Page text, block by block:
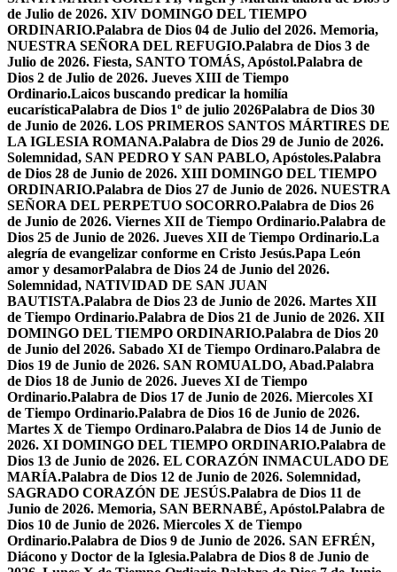
de Julio de 2026. XIV DOMINGO DEL TIEMPO
ORDINARIO.Palabra de Dios 04 de Julio del 2026. Memoria,
NUESTRA SEÑORA DEL REFUGIO.Palabra de Dios 3 de
Julio de 2026. Fiesta, SANTO TOMÁS, Apóstol.Palabra de
Dios 2 de Julio de 2026. Jueves XIII de Tiempo
Ordinario.Laicos buscando predicar la homilía
eucarísticaPalabra de Dios 1º de julio 2026Palabra de Dios 30
de Junio de 2026. LOS PRIMEROS SANTOS MÁRTIRES DE
LA IGLESIA ROMANA.Palabra de Dios 29 de Junio de 2026.
Solemnidad, SAN PEDRO Y SAN PABLO, Apóstoles.Palabra
de Dios 28 de Junio de 2026. XIII DOMINGO DEL TIEMPO
ORDINARIO.Palabra de Dios 27 de Junio de 2026. NUESTRA
SEÑORA DEL PERPETUO SOCORRO.Palabra de Dios 26
de Junio de 2026. Viernes XII de Tiempo Ordinario.Palabra de
Dios 25 de Junio de 2026. Jueves XII de Tiempo Ordinario.La
alegría de evangelizar conforme en Cristo Jesús.Papa León
amor y desamorPalabra de Dios 24 de Junio del 2026.
Solemnidad, NATIVIDAD DE SAN JUAN
BAUTISTA.Palabra de Dios 23 de Junio de 2026. Martes XII
de Tiempo Ordinario.Palabra de Dios 21 de Junio de 2026. XII
DOMINGO DEL TIEMPO ORDINARIO.Palabra de Dios 20
de Junio del 2026. Sabado XI de Tiempo Ordinaro.Palabra de
Dios 19 de Junio de 2026. SAN ROMUALDO, Abad.Palabra
de Dios 18 de Junio de 2026. Jueves XI de Tiempo
Ordinario.Palabra de Dios 17 de Junio de 2026. Miercoles XI
de Tiempo Ordinario.Palabra de Dios 16 de Junio de 2026.
Martes X de Tiempo Ordinaro.Palabra de Dios 14 de Junio de
2026. XI DOMINGO DEL TIEMPO ORDINARIO.Palabra de
Dios 13 de Junio de 2026. EL CORAZÓN INMACULADO DE
MARÍA.Palabra de Dios 12 de Junio de 2026. Solemnidad,
SAGRADO CORAZÓN DE JESÚS.Palabra de Dios 11 de
Junio de 2026. Memoria, SAN BERNABÉ, Apóstol.Palabra de
Dios 10 de Junio de 2026. Miercoles X de Tiempo
Ordinario.Palabra de Dios 9 de Junio de 2026. SAN EFRÉN,
Diácono y Doctor de la Iglesia.Palabra de Dios 8 de Junio de